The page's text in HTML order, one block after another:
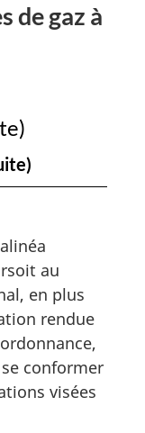
pollution
à
de
de gaz à
au
en plus
rendue
conformer
visées